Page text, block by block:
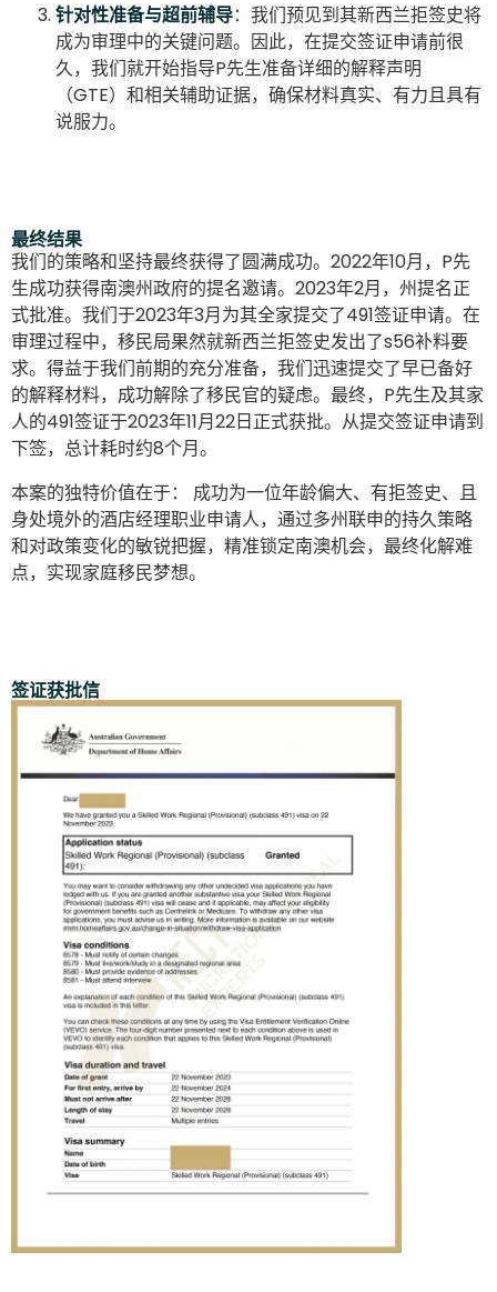
针对性准备与超前辅导：我们预见到其新西兰拒签史将
成为审理中的关键问题。因此，在提交签证申请前很
久，我们就开始指导P先生准备详细的解释声明
（GTE）和相关辅助证据，确保材料真实、有力且具有
说服力。
最终结果
我们的策略和坚持最终获得了圆满成功。2022年10月，P先
生成功获得南澳州政府的提名邀请。2023年2月，州提名正
式批准。我们于2023年3月为其全家提交了491签证申请。在
审理过程中，移民局果然就新西兰拒签史发出了s56补料要
求。得益于我们前期的充分准备，我们迅速提交了早已备好
的解释材料，成功解除了移民官的疑虑。最终，P先生及其家
人的491签证于2023年11月22日正式获批。从提交签证申请到
下签，总计耗时约8个月。
本案的独特价值在于： 成功为一位年龄偏大、有拒签史、且
身处境外的酒店经理职业申请人，通过多州联申的持久策略
和对政策变化的敏锐把握，精准锁定南澳机会，最终化解难
点，实现家庭移民梦想。
签证获批信